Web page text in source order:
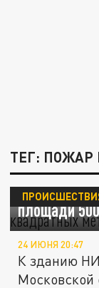
ТЕГ: ПОЖАР
Пожар во
площади
24 ИЮНЯ 20:47
К зданию
Московской